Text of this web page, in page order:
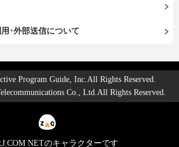
･外部送信について
Program Guide, Inc.All Rights Reserved.
Co., Ltd.All Rights Reserved.
NETのキャラクターです